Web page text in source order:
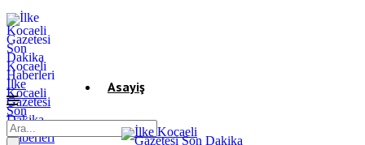
İlke
Kocaeli
Gazetesi
Son
Dakika
Kocaeli
Haberleri
Asayiş
Gündem